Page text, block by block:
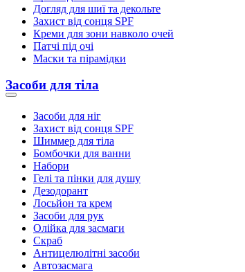
Догляд для шиї та декольте
Захист від сонця SPF
Креми для зони навколо очей
Патчі під очі
Маски та пірамідки
Засоби для тіла
Засоби для ніг
Захист від сонця SPF
Шиммер для тіла
Бомбочки для ванни
Набори
Гелі та пінки для душу
Дезодорант
Лосьйон та крем
Засоби для рук
Олійка для засмаги
Скраб
Антицелюлітні засоби
Автозасмага